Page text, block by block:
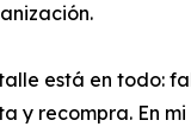
está en todo:
y recompra. En